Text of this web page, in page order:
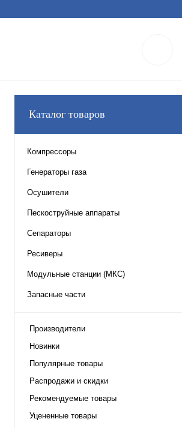
Каталог товаров
Компрессоры
Генераторы газа
Осушители
Пескоструйные аппараты
Сепараторы
Ресиверы
Модульные станции (МКС)
Запасные части
Производители
Новинки
Популярные товары
Распродажи и скидки
Рекомендуемые товары
Уцененные товары